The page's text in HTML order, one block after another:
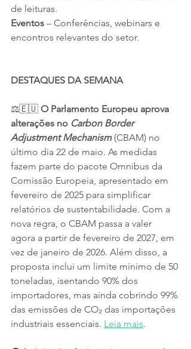
de leituras.
Eventos – Conferências, webinars e
encontros relevantes do setor.
DESTAQUES DA SEMANA
⚖️🇪🇺 O Parlamento Europeu aprova
alterações no Carbon Border
Adjustment Mechanism (CBAM) no
último dia 22 de maio. As medidas
fazem parte do pacote Omnibus da
Comissão Europeia, apresentado em
fevereiro de 2025 para simplificar
relatórios de sustentabilidade. Com a
nova regra, o CBAM passa a valer
agora a partir de fevereiro de 2027, em
vez de janeiro de 2026. Além disso, a
proposta inclui um limite mínimo de 50
toneladas, isentando 90% dos
importadores, mas ainda cobrindo 99%
das emissões de CO₂ das importações
industriais essenciais. Leia mais.